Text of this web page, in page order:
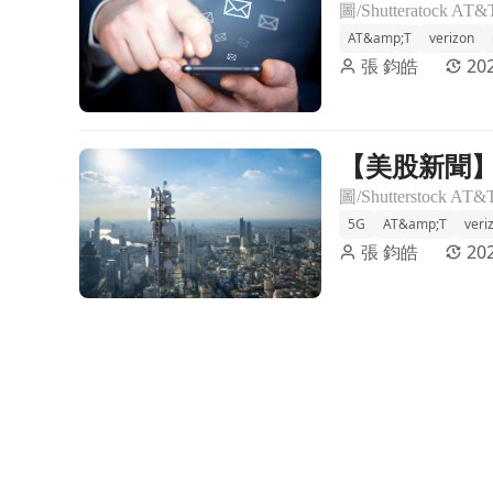
AT&amp;T verizon
張 鈞皓
前往【美股新聞】AT&T、Verizon 將在機場附近逐
【美股新
5G AT&amp;T
張 鈞皓